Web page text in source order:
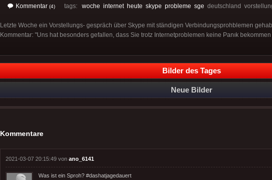
Kommentar (4) tags: woche internet heute skype probleme sge deutschland
Letzte Woche ein Vorstellungs- gespräch über Skype mit ständigen Verbindungsprohblemen
Kommentar: "Uns hat besonders gefallen, dass Sie trotz Internetproblemen keine Panık
Bilder des Tages
Neue Bilder
Kommentare
2021-03-07 20:15:49 von ano_6141
Was ist ein Sproh? #dashatjagedauert